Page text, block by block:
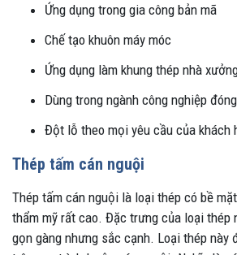
Ứng dụng trong gia công bản mã
Chế tạo khuôn máy móc
Ứng dụng làm khung thép nhà
Dùng trong ngành công nghiệp
Đột lỗ theo mọi yêu cầu của khách
Thép tấm cán nguội
Thép tấm cán nguội là loại thép có bề
thẩm mỹ rất cao. Đặc trưng của loại thép
gọn gàng nhưng sắc cạnh. Loại thép này